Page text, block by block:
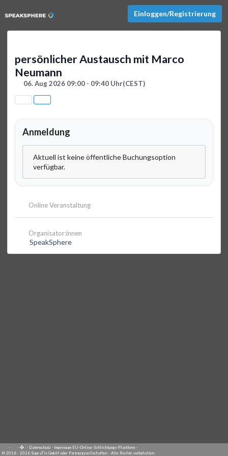
Einloggen/Registrierung
persönlicher Austausch mit Marco
Neumann
06. Aug 2026 09:00 - 09:40 Uhr(CEST)
Anmeldung
Aktuell ist keine öffentliche Buchungsoption
verfügbar.
Online Veranstaltung
Organisator:innen
SpeakSphere
· · · Datenschutz · Impressum EU-Online-Schlichtungs-Plattform ·
© 2016 - 2026 SupraTix GmbH oder Partnergesellschaften - Alle Rechte vorbehalten.